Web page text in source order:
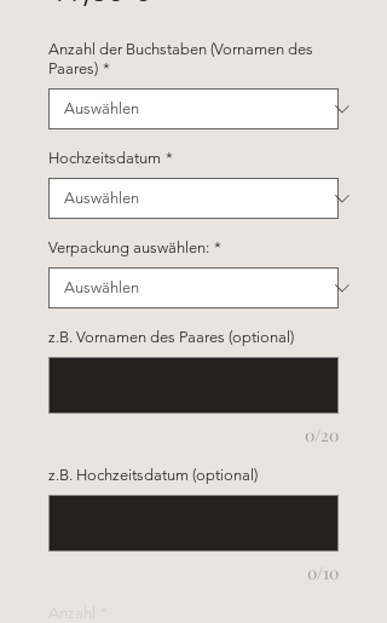
Anzahl der Buchstaben (Vornamen des
Paares) *
Hochzeitsdatum *
Verpackung auswählen: *
z.B. Vornamen des Paares (optional)
0/20
z.B. Hochzeitsdatum (optional)
0/10
Anzahl